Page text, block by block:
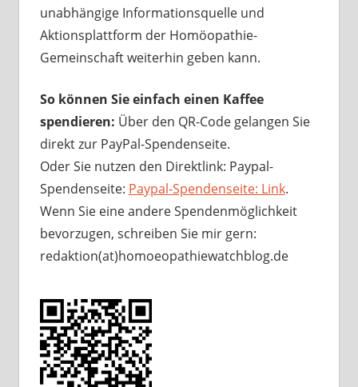
unabhängige Informationsquelle und
Aktionsplattform der Homöopathie-
Gemeinschaft weiterhin geben kann.
So können Sie einfach einen Kaffee
spendieren: Über den QR-Code gelangen Sie
direkt zur PayPal-Spendenseite.
Oder Sie nutzen den Direktlink: Paypal-
Spendenseite: Paypal-Spendenseite: Link.
Wenn Sie eine andere Spendenmöglichkeit
bevorzugen, schreiben Sie mir gern:
redaktion(at)homoeopathiewatchblog.de